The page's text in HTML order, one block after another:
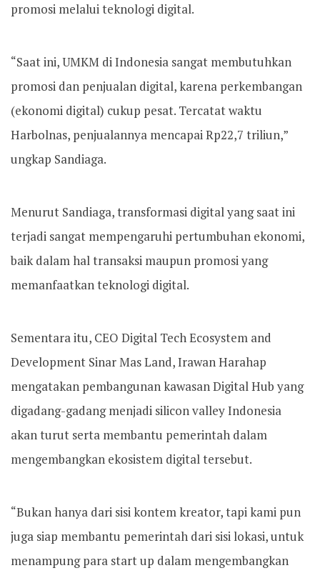
promosi melalui teknologi digital.
“Saat ini, UMKM di Indonesia sangat membutuhkan
promosi dan penjualan digital, karena perkembangan
(ekonomi digital) cukup pesat. Tercatat waktu
Harbolnas, penjualannya mencapai Rp22,7 triliun,”
ungkap Sandiaga.
Menurut Sandiaga, transformasi digital yang saat ini
terjadi sangat mempengaruhi pertumbuhan ekonomi,
baik dalam hal transaksi maupun promosi yang
memanfaatkan teknologi digital.
Sementara itu, CEO Digital Tech Ecosystem and
Development Sinar Mas Land, Irawan Harahap
mengatakan pembangunan kawasan Digital Hub yang
digadang-gadang menjadi silicon valley Indonesia
akan turut serta membantu pemerintah dalam
mengembangkan ekosistem digital tersebut.
“Bukan hanya dari sisi kontem kreator, tapi kami pun
juga siap membantu pemerintah dari sisi lokasi, untuk
menampung para start up dalam mengembangkan